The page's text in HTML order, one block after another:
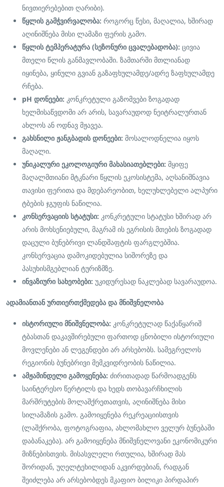
ნივთიერებებით ღარიბი).
წყლის გამჭვირვალობა: როგორც წესი, მაღალია, ხშირად
აღინიშნება მისი ლამაზი ფერის გამო.
წყლის ტემპერატურა (სეზონური ცვალებადობა): ცივია
მთელი წლის განმავლობაში. ზამთარში მთლიანად
იყინება, ყინული გვიან გაზაფხულამდე/ადრე ზაფხულამდე
რჩება.
pH დონეები: კონკრეტული გაზომვები ზოგადად
ხელმისაწვდომი არ არის, სავარაუდოდ ნეიტრალურთან
ახლოს ან ოდნავ მჟავეა.
გახსნილი ჟანგბადის დონეები: მოსალოდნელია იყოს
მაღალი.
უნიკალური ეკოლოგიური მახასიათებლები: მყიფე
მაღალმთიანი მტკნარი წყლის ეკოსისტემა, აღსანიშნავია
თავისი ფერითა და მდებარეობით, ხელუხლებელი ალპური
ტბების ჯგუფის ნაწილია.
კონსერვაციის სტატუსი: კონკრეტული სტატუსი ხშირად არ
არის მოხსენიებული, მაგრამ ის ეგრისის მთების ზოგადად
დაცული ბუნებრივი ლანდშაფტის ფარგლებშია.
კონსერვაცია დამოკიდებულია სიშორეზე და
პასუხისმგებლიან ტურიზმზე.
ინვაზიური სახეობები: უკიდურესად ნაკლებად სავარაუდოა.
ადამიანთან ურთიერთქმედება და მნიშვნელობა
ისტორიული მნიშვნელობა: კონკრეტულად წაქაწყარიშ
ტბასთან დაკავშირებული ფართოდ ცნობილი ისტორიული
მოვლენები ან ლეგენდები არ არსებობს. სამეგრელოს
რეგიონის ბუნებრივი მემკვიდრეობის ნაწილია.
ამჟამინდელი გამოყენება: ძირითადად წარმოადგენს
საინტერესო წერტილს და ხედს თობავარჩხილის
მარშრუტების მოლაშქრეთათვის, აღინიშნება მისი
სილამაზის გამო. გამოიყენება რეკრეაციისთვის
(ლაშქრობა, ფოტოგრაფია, ახლომახლო ველურ ბუნებაში
დაბანაკება). არ გამოიყენება მნიშვნელოვანი ეკონომიკური
მიზნებისთვის. მისასვლელი რთულია, ხშირად მას
შორიდან, უღელტეხილიდან აკვირდებიან, რადგან
შეიძლება არ არსებობდეს მკაფიო ბილიკი პირდაპირ